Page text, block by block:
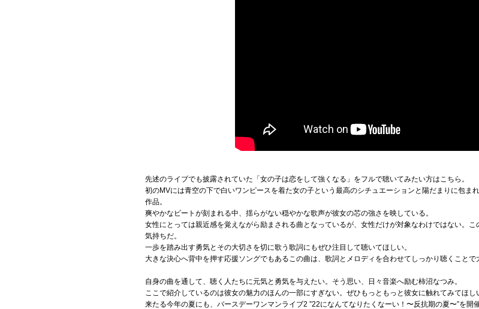
先述のライブでも披露されていた「女の子は恋をして強くなる」をフルで聴いてみたい方はこちら。
初のMVには青空の下で白いワンピースを着た女の子という最高のシチュエーションと陽だまりに包ま
作品。
爽やかなビートが刻まれる中、揺らがない穏やかな歌声が彼女の芯の強さを映している。
女性にとっては親近感を覚えながら励まされる曲となっているが、女性だけが対象なわけではない。
気持ちだ。
一歩を踏み出す勇気とその大切さを切に歌う歌詞にもぜひ注目して聴いてほしい。
大きな決心へ背中を押す応援ソングでもあるこの曲は、歌詞とメロディを合わせてしっかり聴くことで
自身の曲を通して、聴く人たちに元気と勇気を与えたい。そう思い、日々音楽へ励む柿沼なつみ。
ここで紹介しているのは彼女の魅力のほんの一部にすぎない。ぜひもっともっと彼女に触れてみてほし
来たる今年の夏にも、バースデーワンマンライブ2 ”22になんてなりたくなーい！〜反抗期の夏〜”を開